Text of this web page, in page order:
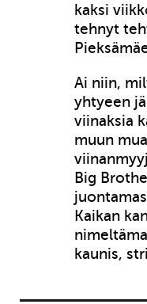
kaksi
tehnyt
Ai niin,
yhtyeen
viinaksia
muun
Big
Kaikan
kaunis,